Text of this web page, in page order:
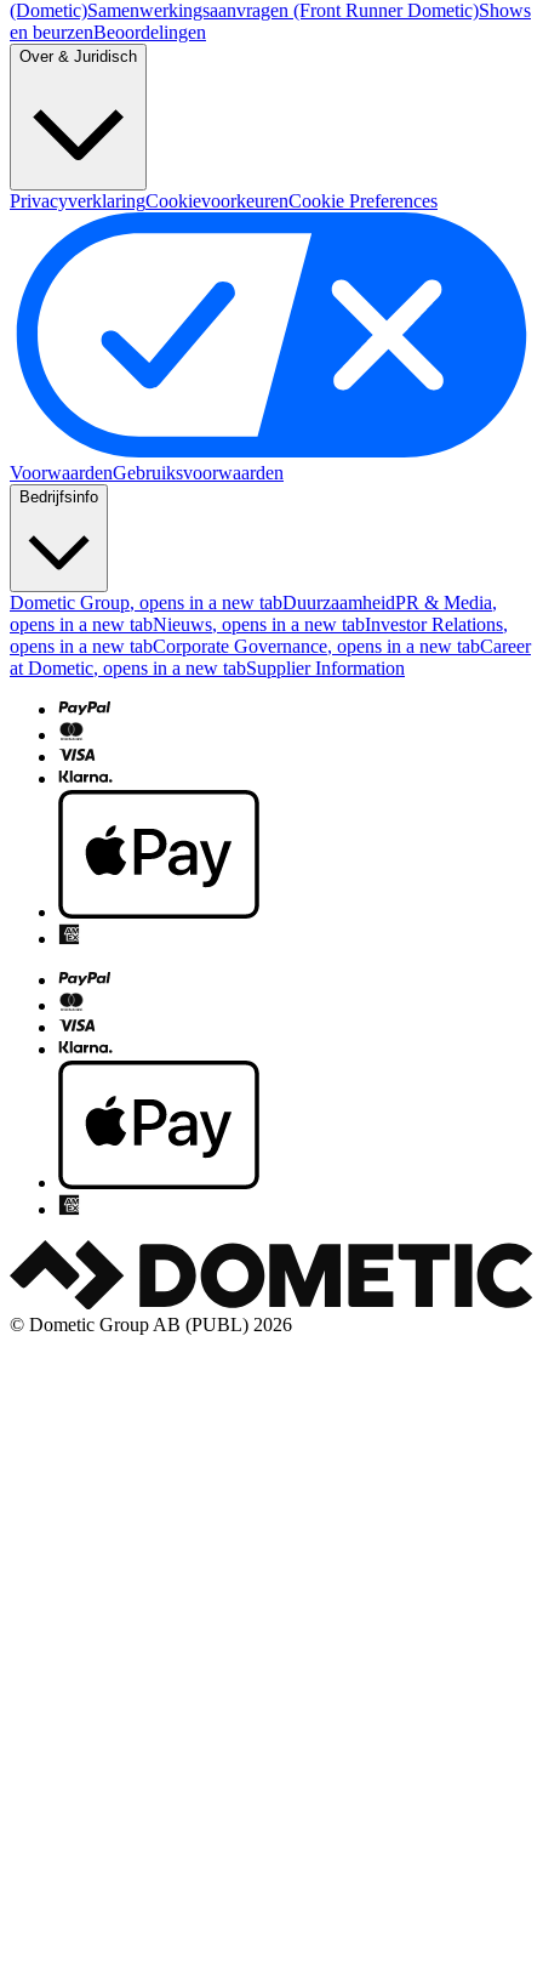
(Dometic)Samenwerkingsaanvragen (Front Runner Dometic)Shows
en beurzenBeoordelingen
Over & Juridisch
PrivacyverklaringCookievoorkeurenCookie Preferences
VoorwaardenGebruiksvoorwaarden
Bedrijfsinfo
Dometic Group, opens in a new tabDuurzaamheidPR & Media,
opens in a new tabNieuws, opens in a new tabInvestor Relations,
opens in a new tabCorporate Governance, opens in a new tabCareer
at Dometic, opens in a new tabSupplier Information
© Dometic Group AB (PUBL) 2026